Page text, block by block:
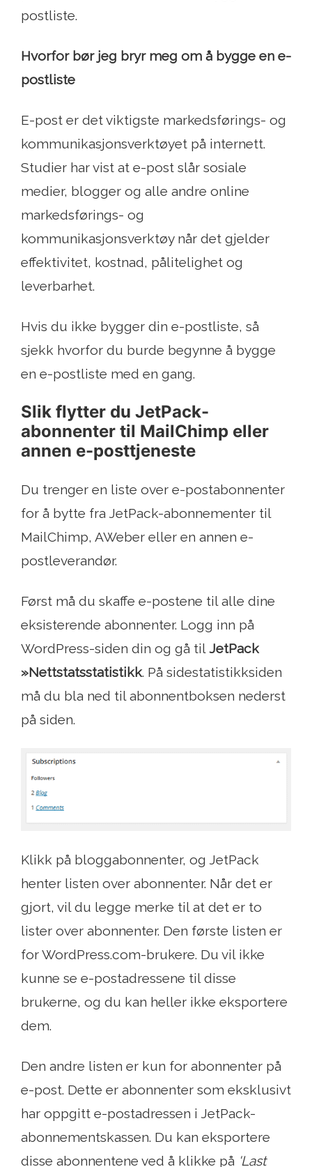
postliste.
Hvorfor bør jeg bryr meg om å bygge en e-
postliste
E-post er det viktigste markedsførings- og
kommunikasjonsverktøyet på internett.
Studier har vist at e-post slår sosiale
medier, blogger og alle andre online
markedsførings- og
kommunikasjonsverktøy når det gjelder
effektivitet, kostnad, pålitelighet og
leverbarhet.
Hvis du ikke bygger din e-postliste, så
sjekk hvorfor du burde begynne å bygge
en e-postliste med en gang.
Slik flytter du JetPack-
abonnenter til MailChimp eller
annen e-posttjeneste
Du trenger en liste over e-postabonnenter
for å bytte fra JetPack-abonnementer til
MailChimp, AWeber eller en annen e-
postleverandør.
Først må du skaffe e-postene til alle dine
eksisterende abonnenter. Logg inn på
WordPress-siden din og gå til JetPack
»Nettstatsstatistikk. På sidestatistikksiden
må du bla ned til abonnentboksen nederst
på siden.
Klikk på bloggabonnenter, og JetPack
henter listen over abonnenter. Når det er
gjort, vil du legge merke til at det er to
lister over abonnenter. Den første listen er
for WordPress.com-brukere. Du vil ikke
kunne se e-postadressene til disse
brukerne, og du kan heller ikke eksportere
dem.
Den andre listen er kun for abonnenter på
e-post. Dette er abonnenter som eksklusivt
har oppgitt e-postadressen i JetPack-
abonnementskassen. Du kan eksportere
disse abonnentene ved å klikke på 'Last